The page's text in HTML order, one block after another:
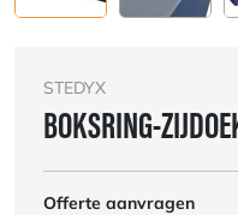
STEDYX
BOKSRING-
Offerte aanvragen